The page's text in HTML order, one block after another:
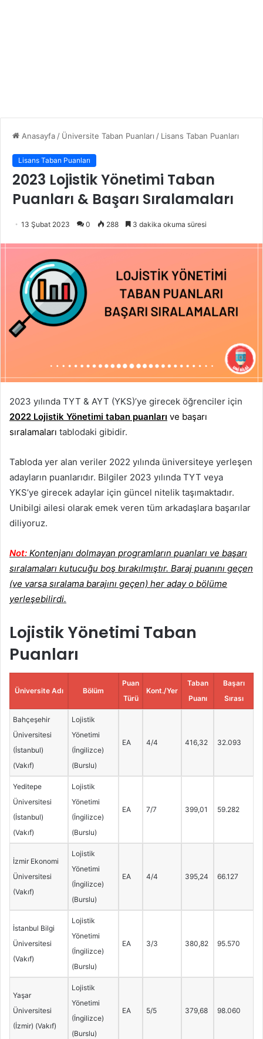
Anasayfa / Üniversite Taban Puanları / Lisans Taban Puanları
Lisans Taban Puanları
2023 Lojistik Yönetimi Taban
Puanları & Başarı Sıralamaları
13 Şubat 2023 0 288 3 dakika okuma süresi
2023 yılında TYT & AYT (YKS)’ye girecek öğrenciler için
2022 Lojistik Yönetimi taban puanları ve başarı
sıralamaları tablodaki gibidir.
Tabloda yer alan veriler 2022 yılında üniversiteye yerleşen
adayların puanlarıdır. Bilgiler 2023 yılında TYT veya
YKS’ye girecek adaylar için güncel nitelik taşımaktadır.
Unibilgi ailesi olarak emek veren tüm arkadaşlara başarılar
diliyoruz.
Not: Kontenjanı dolmayan programların puanları ve başarı
sıralamaları kutucuğu boş bırakılmıştır. Baraj puanını geçen
(ve varsa sıralama barajını geçen) her aday o bölüme
yerleşebilirdi.
Lojistik Yönetimi Taban
Puanları
Üniversite Adı Bölüm
Puan
Türü
Kont./Yer
Taban
Puanı
Başarı
Sırası
Bahçeşehir
Üniversitesi
(İstanbul)
(Vakıf)
Lojistik
Yönetimi
(İngilizce)
(Burslu)
EA 4/4 416,32 32.093
Yeditepe
Üniversitesi
(İstanbul)
(Vakıf)
Lojistik
Yönetimi
(İngilizce)
(Burslu)
EA 7/7 399,01 59.282
İzmir Ekonomi
Üniversitesi
(Vakıf)
Lojistik
Yönetimi
(İngilizce)
(Burslu)
EA 4/4 395,24 66.127
İstanbul Bilgi
Üniversitesi
(Vakıf)
Lojistik
Yönetimi
(İngilizce)
(Burslu)
EA 3/3 380,82 95.570
Yaşar
Üniversitesi
(İzmir) (Vakıf)
Lojistik
Yönetimi
(İngilizce)
(Burslu)
EA 5/5 379,68 98.060